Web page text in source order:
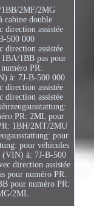
1BB/2MF/2MG
cabine double
direction assistée
500 000
direction assistée
1BB pas pour
PR:
à: 7J-B-500 000
direction assistée
direction assistée
PR: 2ML pour
1BH/2MT/2MU
pour
pour véhicules
(VIN) à: 7J-B-500
direction assistée
pour numéro PR:
pour numéro PR:
2ML.